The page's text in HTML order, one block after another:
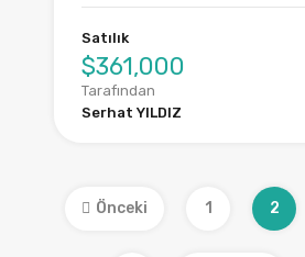
Satılık
$361,000
Tarafından
Serhat YILDIZ
Önceki 1 2